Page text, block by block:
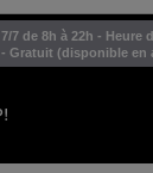
7/7 de 8h à 22h - Heure
- Gratuit (disponible en